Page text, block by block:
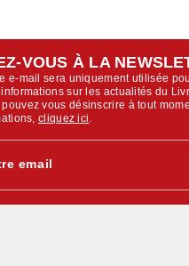
VOUS À LA
e-mail sera uniquement utilisée
sur les actualités du
pouvez vous désinscrire à tout
cliquez ici
email